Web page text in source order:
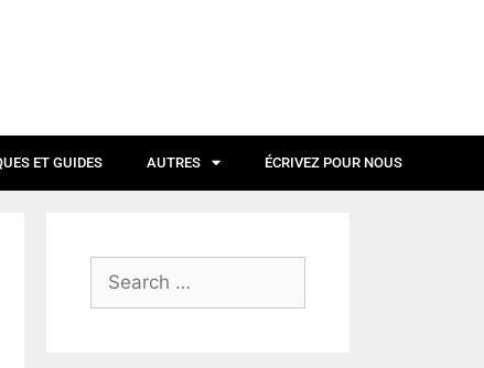
ET GUIDES AUTRES ÉCRIVEZ POUR NOUS